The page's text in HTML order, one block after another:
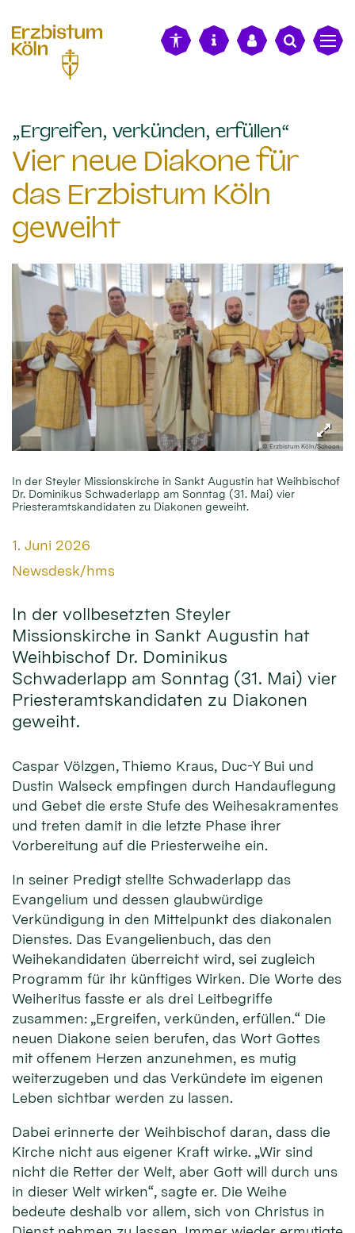
„Ergreifen, verkünden, erfüllen“
Vier neue Diakone für
das Erzbistum Köln
geweiht
© Erzbistum Köln/Schoon
In der Steyler Missionskirche in Sankt Augustin hat Weihbischof
Dr. Dominikus Schwaderlapp am Sonntag (31. Mai) vier
Priesteramtskandidaten zu Diakonen geweiht.
Datum:
1. Juni 2026
Von:
Newsdesk/hms
In der vollbesetzten Steyler
Missionskirche in Sankt Augustin hat
Weihbischof Dr. Dominikus
Schwaderlapp am Sonntag (31. Mai) vier
Priesteramtskandidaten zu Diakonen
geweiht.
Caspar Völzgen, Thiemo Kraus, Duc-Y Bui und
Dustin Walseck empfingen durch Handauflegung
und Gebet die erste Stufe des Weihesakramentes
und treten damit in die letzte Phase ihrer
Vorbereitung auf die Priesterweihe ein.
In seiner Predigt stellte Schwaderlapp das
Evangelium und dessen glaubwürdige
Verkündigung in den Mittelpunkt des diakonalen
Dienstes. Das Evangelienbuch, das den
Weihekandidaten überreicht wird, sei zugleich
Programm für ihr künftiges Wirken. Die Worte des
Weiheritus fasste er als drei Leitbegriffe
zusammen: „Ergreifen, verkünden, erfüllen.“ Die
neuen Diakone seien berufen, das Wort Gottes
mit offenem Herzen anzunehmen, es mutig
weiterzugeben und das Verkündete im eigenen
Leben sichtbar werden zu lassen.
Dabei erinnerte der Weihbischof daran, dass die
Kirche nicht aus eigener Kraft wirke. „Wir sind
nicht die Retter der Welt, aber Gott will durch uns
in dieser Welt wirken“, sagte er. Die Weihe
bedeute deshalb vor allem, sich von Christus in